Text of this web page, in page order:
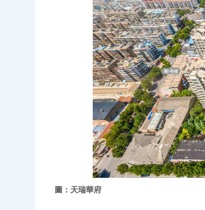
圖： 天瑞華府